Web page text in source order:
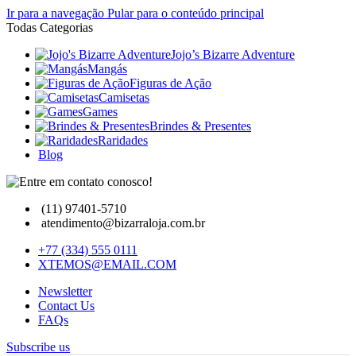
Ir para a navegação Pular para o conteúdo principal
Todas Categorias
Jojo’s Bizarre Adventure
Mangás
Figuras de Ação
Camisetas
Games
Brindes & Presentes
Raridades
Blog
(11) 97401-5710
atendimento@bizarraloja.com.br
+77 (334) 555 0111
XTEMOS@EMAIL.COM
Newsletter
Contact Us
FAQs
Subscribe us